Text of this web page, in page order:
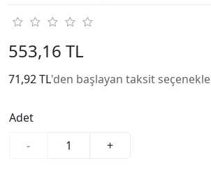
553,16 TL
71,92 TL'den başlayan taksit
Adet
-
+